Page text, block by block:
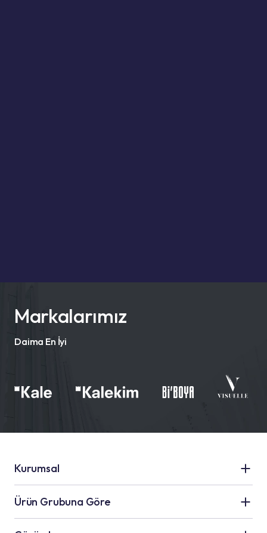
Markalarımız
Daima En İyi
Kurumsal
Kale Grubu
Hakkımızda
Ürün Grubuna Göre